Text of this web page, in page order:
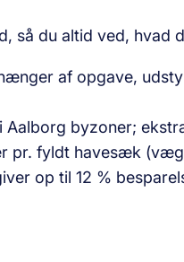
du altid ved, hvad
af opgave,
byzoner;
pr. fyldt havesæk
op til 12 %